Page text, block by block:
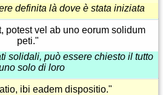
definita là dove è stata iniziata
potest vel ab uno eorum solidum
peti."
solidali, può essere chiesto il tutto
solo di loro
ibi eadem dispositio."